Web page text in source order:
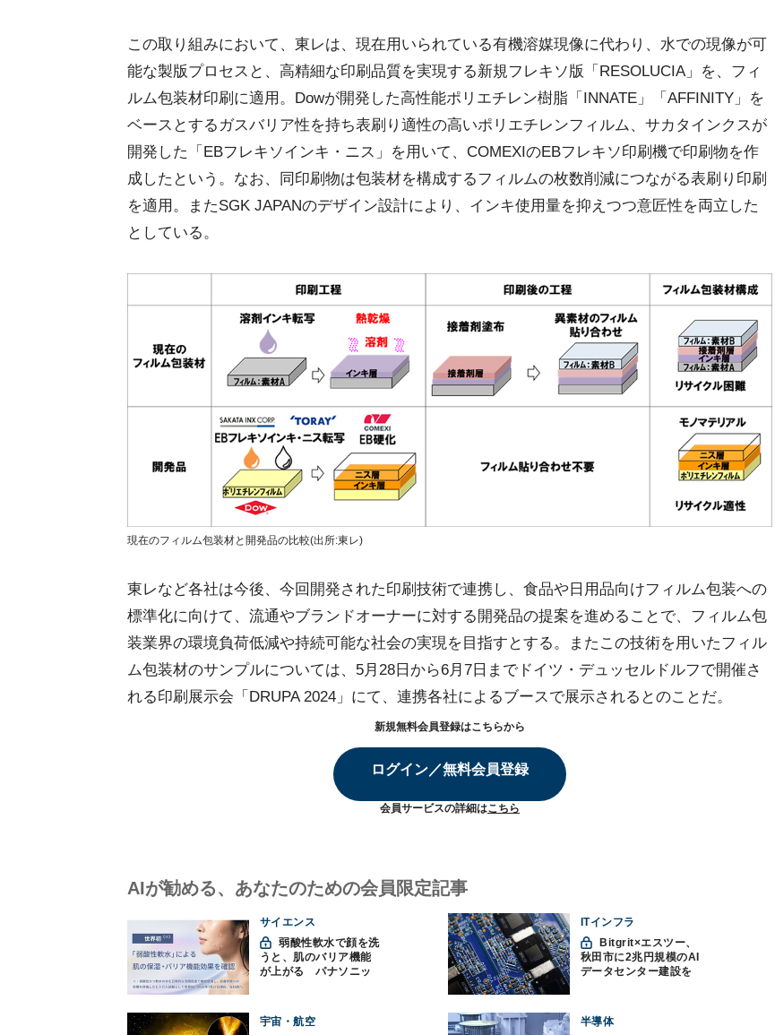
この取り組みにおいて、東レは、現在用いられている有機溶媒現像に代わり、水での現像が可
能な製版プロセスと、高精細な印刷品質を実現する新規フレキソ版「RESOLUCIA」を、フィ
ルム包装材印刷に適用。Dowが開発した高性能ポリエチレン樹脂「INNATE」「AFFINITY」を
ベースとするガスバリア性を持ち表刷り適性の高いポリエチレンフィルム、サカタインクスが
開発した「EBフレキソインキ・ニス」を用いて、COMEXIのEBフレキソ印刷機で印刷物を作
成したという。なお、同印刷物は包装材を構成するフィルムの枚数削減につながる表刷り印刷
を適用。またSGK JAPANのデザイン設計により、インキ使用量を抑えつつ意匠性を両立した
としている。
現在のフィルム包装材と開発品の比較(出所:東レ)
東レなど各社は今後、今回開発された印刷技術で連携し、食品や日用品向けフィルム包装への
標準化に向けて、流通やブランドオーナーに対する開発品の提案を進めることで、フィルム包
装業界の環境負荷低減や持続可能な社会の実現を目指すとする。またこの技術を用いたフィル
ム包装材のサンプルについては、5月28日から6月7日までドイツ・デュッセルドルフで開催さ
れる印刷展示会「DRUPA 2024」にて、連携各社によるブースで展示されるとのことだ。
新規無料会員登録はこちらから
ログイン／無料会員登録
会員サービスの詳細はこちら
AIが勧める、あなたのための会員限定記事
サイエンス
弱酸性軟水で顔を洗
うと、肌のバリア機能
が上がる パナソニッ
ITインフラ
秋田市に2兆円規模のAI
データセンター建設を
宇宙・航空 半導体